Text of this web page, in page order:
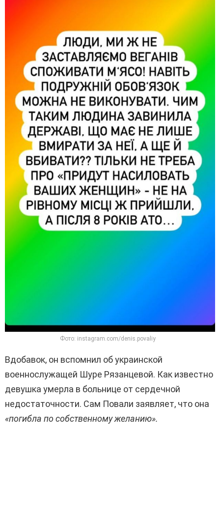
Фото: instagram.com/denis.povaliy
Вдобавок, он вспомнил об украинской
военнослужащей Шуре Рязанцевой. Как известно
девушка умерла в больнице от сердечной
недостаточности. Сам Повали заявляет, что она
«погибла по собственному желанию».